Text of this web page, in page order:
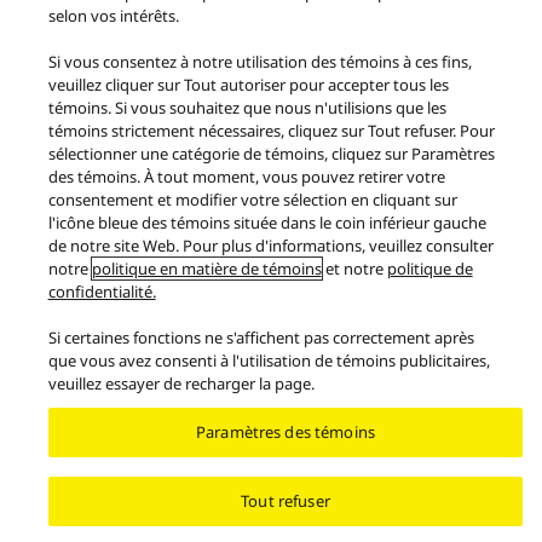
Modalités d'utilisation
Area/Country
© 2026 Panasonic Canada Inc. Tous droits réservés.
selon vos intérêts.
Si vous consentez à notre utilisation des témoins à ces fins,
veuillez cliquer sur Tout autoriser pour accepter tous les
témoins. Si vous souhaitez que nous n'utilisions que les
témoins strictement nécessaires, cliquez sur Tout refuser. Pour
sélectionner une catégorie de témoins, cliquez sur Paramètres
des témoins. À tout moment, vous pouvez retirer votre
consentement et modifier votre sélection en cliquant sur
l'icône bleue des témoins située dans le coin inférieur gauche
de notre site Web. Pour plus d'informations, veuillez consulter
notre politique en matière de témoinset notre politique de
confidentialité.
Si certaines fonctions ne s'affichent pas correctement après
que vous avez consenti à l'utilisation de témoins publicitaires,
veuillez essayer de recharger la page.
Paramètres des témoins
Tout refuser